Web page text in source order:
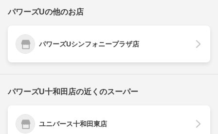
パワーズUの他のお店
パワーズUシンフォニープラザ店
パワーズU十和田店の近くのスーパー
ユニバース十和田東店